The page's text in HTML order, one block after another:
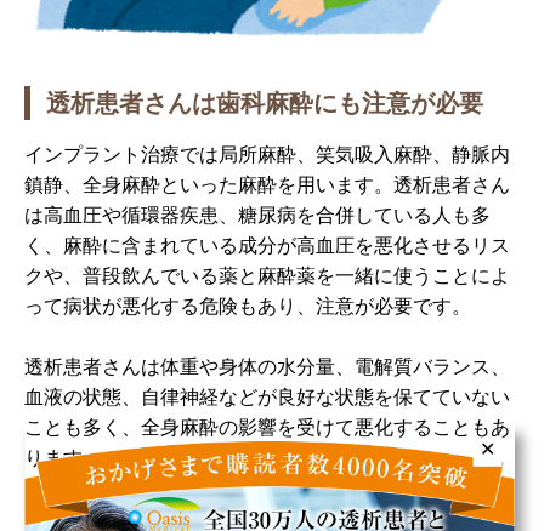
透析患者さんは歯科麻酔にも注意が必要
インプラント治療では局所麻酔、笑気吸入麻酔、静脈内
鎮静、全身麻酔といった麻酔を用います。透析患者さん
は高血圧や循環器疾患、糖尿病を合併している人も多
く、麻酔に含まれている成分が高血圧を悪化させるリス
クや、普段飲んでいる薬と麻酔薬を一緒に使うことによ
って病状が悪化する危険もあり、注意が必要です。
透析患者さんは体重や身体の水分量、電解質バランス、
血液の状態、自律神経などが良好な状態を保てていない
ことも多く、全身麻酔の影響を受けて悪化することもあ
ります。
✕